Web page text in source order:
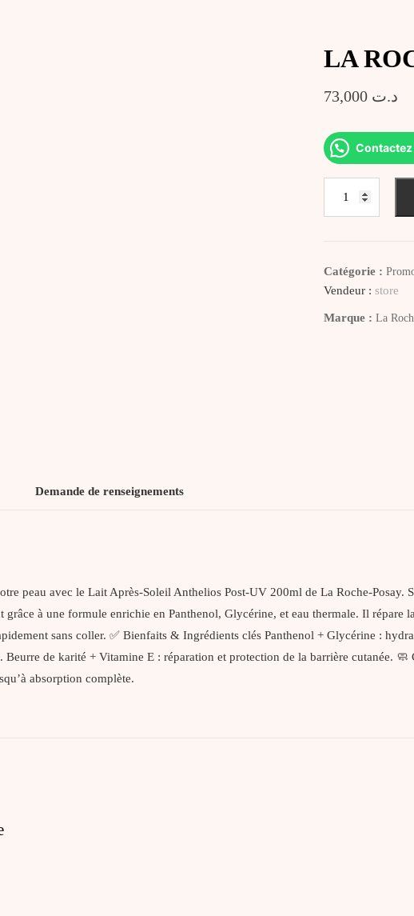
LA
د.ت
Soleil
Catégorie :
Vendeur :store
Marque :La
Demande de renseignements
peau avec le Lait Après-Soleil Anthelios Post-UV 200ml de La Roche-Posay.
grâce à une formule enrichie en Panthenol, Glycérine, et eau thermale. Il répare
sans coller. ✅ Bienfaits & Ingrédients clés Panthenol + Glycérine :
Beurre de karité + Vitamine E : réparation et protection de la barrière cutanée.
absorption complète.